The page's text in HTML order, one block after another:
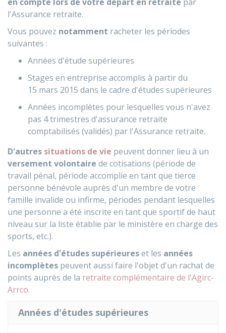
l'Assurance retraite.
Vous pouvez notamment racheter les périodes
suivantes :
Années d'étude supérieures
Stages en entreprise accomplis à partir du
15 mars 2015 dans le cadre d'études supérieures
Années incomplètes pour lesquelles vous n'avez
pas 4 trimestres d'assurance retraite
comptabilisés (validés) par l'Assurance retraite.
D'autres situations de vie peuvent donner lieu à un
versement volontaire de cotisations (période de
travail pénal, période accomplie en tant que tierce
personne bénévole auprès d'un membre de votre
famille invalide ou infirme, périodes pendant lesquelles
une personne a été inscrite en tant que sportif de haut
niveau sur la liste établie par le ministère en charge des
sports, etc.).
Les années d'études supérieureset les années
incomplètes peuvent aussi faire l'objet d'un rachat de
points auprès de la retraite complémentaire de l'Agirc-
Arrco.
Années d'études supérieures